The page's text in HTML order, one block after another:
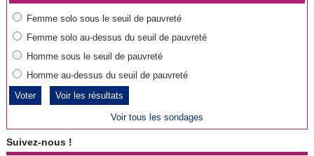
Femme solo sous le seuil de pauvreté
Femme solo au-dessus du seuil de pauvreté
Homme sous le seuil de pauvreté
Homme au-dessus du seuil de pauvreté
Voir les résultats
Voir tous les sondages
Suivez-nous !